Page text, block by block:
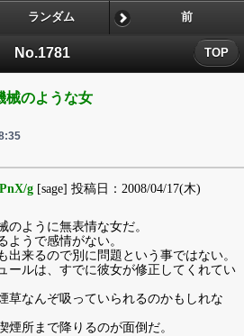
No.1781 TOP
ランダム 前
械のような女
g [sage] 投稿日：2008/04/17(木)
のように無表情な女だ。
ようで感情がない。
出来るので別に問題という事ではない。
ールは、すでに彼女が修正してくれてい
草なんぞ吸っていられるのかもしれな
煙所まで降りるのが面倒だ。